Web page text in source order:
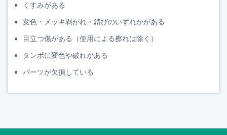
くすみがある
変色・メッキ剥がれ・錆びのいずれかがある
目立つ傷がある（使用による擦れは除く）
タンポに変色や破れがある
パーツが欠損している